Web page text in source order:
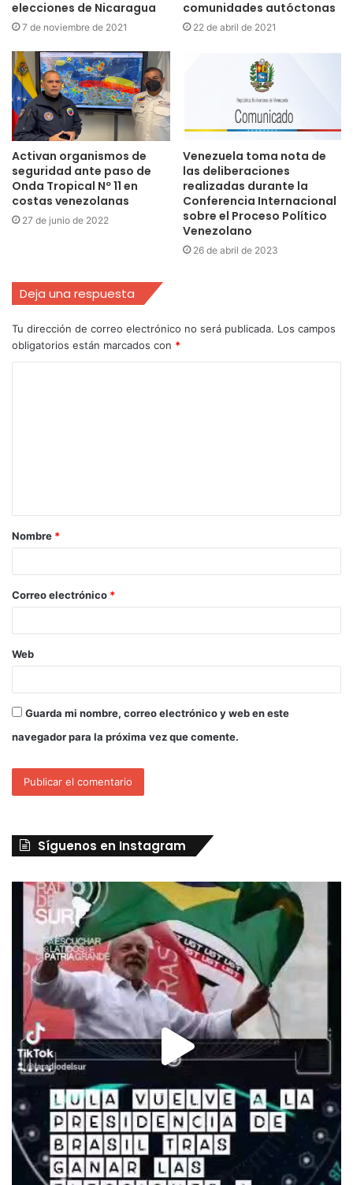
elecciones de Nicaragua
7 de noviembre de 2021
comunidades autóctonas
22 de abril de 2021
Activan organismos de
seguridad ante paso de
Onda Tropical Nº 11 en
costas venezolanas
27 de junio de 2022
Venezuela toma nota de
las deliberaciones
realizadas durante la
Conferencia Internacional
sobre el Proceso Político
Venezolano
26 de abril de 2023
Deja una respuesta
Tu dirección de correo electrónico no será publicada. Los campos
obligatorios están marcados con *
Nombre *
Correo electrónico *
Web
Guarda mi nombre, correo electrónico y web en este
navegador para la próxima vez que comente.
Síguenos en Instagram